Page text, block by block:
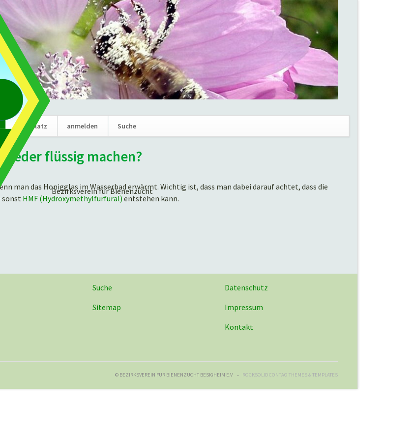
Bezirksverein für Bienenzucht
überspringen
Marktplatz anmelden Suche
flüssig machen?
man das Honigglas im Wasserbad erwärmt. Wichtig ist, dass man dabei darauf achtet, dass die
sonst HMF (Hydroxymethylfurfural) entstehen kann.
Suche
Sitemap
Datenschutz
Impressum
Kontakt
© BEZIRKSVEREIN FÜR BIENENZUCHT BESIGHEIM E.V ROCKSOLID CONTAO THEMES & TEMPLATES